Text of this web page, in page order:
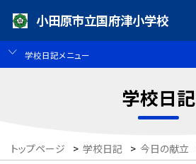
小田原市立国府津小学校
学校日記メニュー
学校日記
トップページ > 学校日記 > 今日の献立